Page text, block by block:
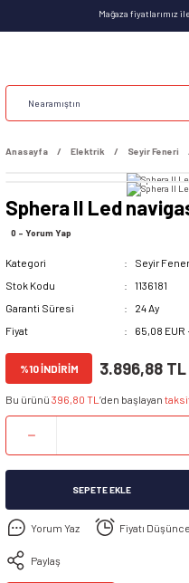
Mağaza fiyatlarımız
Anasayfa Elektrik Seyir Feneri
Sphera II Led
0 - Yorum Yap
Kategori
Seyir
Stok Kodu
1136181
Garanti Süresi
24 Ay
Fiyat
65,08 EUR
%10 İNDİRİM 3.896,88 TL
Bu ürünü 396,80 TL ’den başlayan
SEPETE EKLE
Yorum Yaz Fiyatı
Paylaş